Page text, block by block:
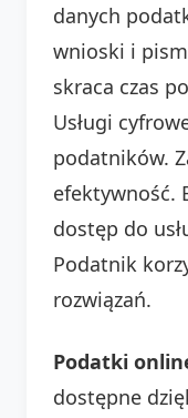
danych
wnioski i
skraca czas
Usługi
podatników.
efektywność.
dostęp do
Podatnik
rozwiązań.
Podatki
dostępne